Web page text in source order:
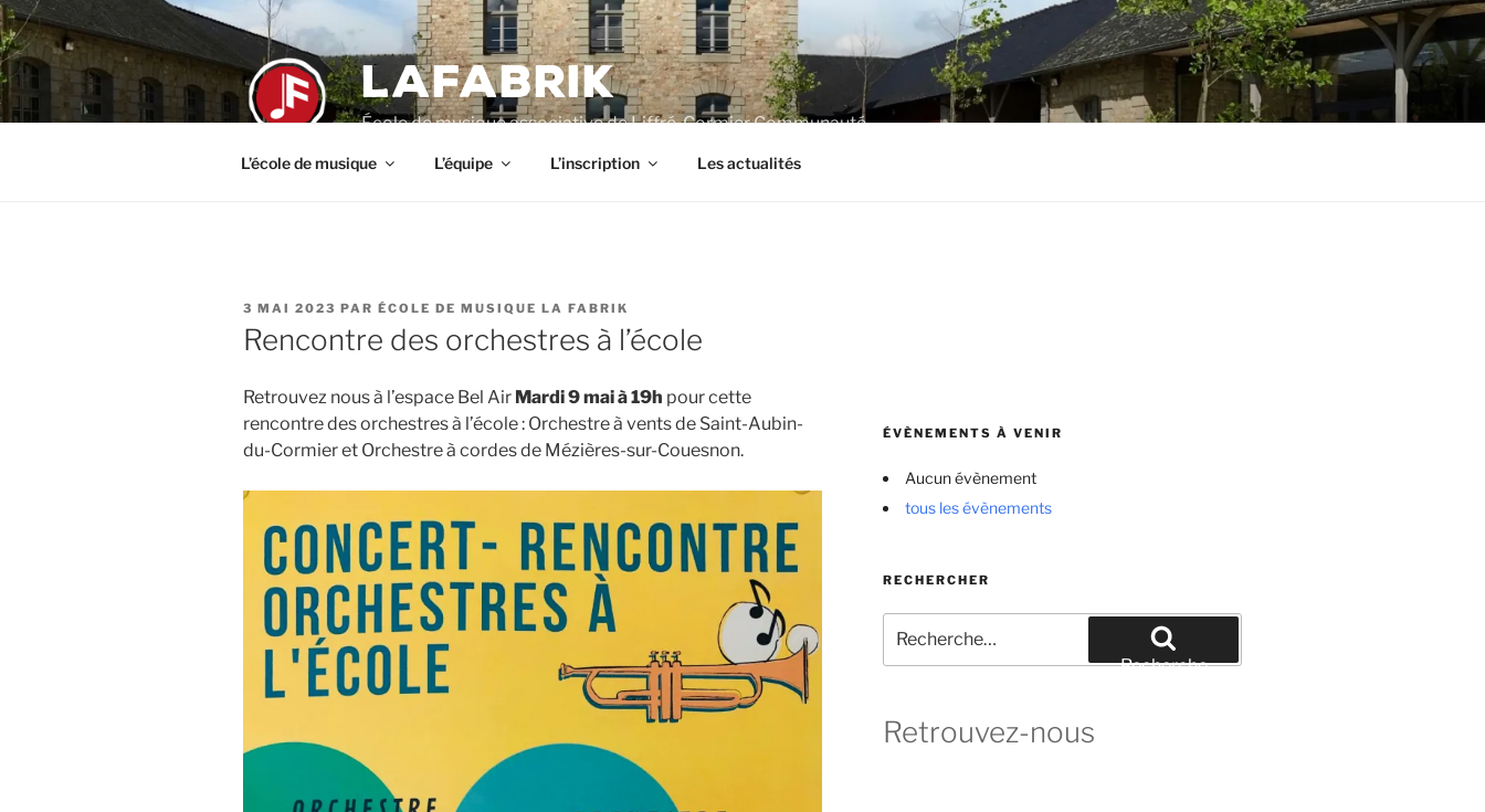
Aller
au
contenu
principal
LAFABRIK
École de musique associative de Liffré-Cormier Communauté
L’école de musique L’équipe L’inscription Les actualités
PUBLIÉ
LE
3 MAI 2023 PAR ÉCOLE DE MUSIQUE LA FABRIK
Rencontre des orchestres à l’école
Retrouvez nous à l’espace Bel Air Mardi 9 mai à 19h pour cette
rencontre des orchestres à l’école : Orchestre à vents de Saint-Aubin-
du-Cormier et Orchestre à cordes de Mézières-sur-Couesnon.
ÉVÈNEMENTS À VENIR
Aucun évènement
tous les évènements
RECHERCHER
pour
:
Recherche
Retrouvez-nous